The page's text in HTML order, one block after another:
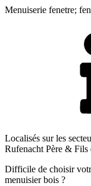
Menuiserie fenetre;
Localisés sur les
Rufenacht Père & Fils
Difficile de choisir
menuisier bois ?